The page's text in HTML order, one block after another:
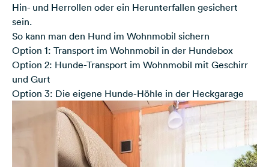
Hin- und Herrollen oder ein Herunterfallen gesichert
sein.
So kann man den Hund im Wohnmobil sichern
Option 1: Transport im Wohnmobil in der Hundebox
Option 2: Hunde-Transport im Wohnmobil mit Geschirr
und Gurt
Option 3: Die eigene Hunde-Höhle in der Heckgarage